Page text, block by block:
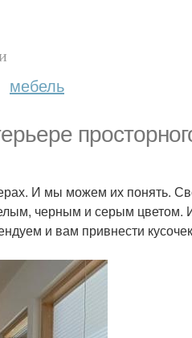
мебель
И мы можем их понять.
черным и серым цветом.
и вам привнести кусочек